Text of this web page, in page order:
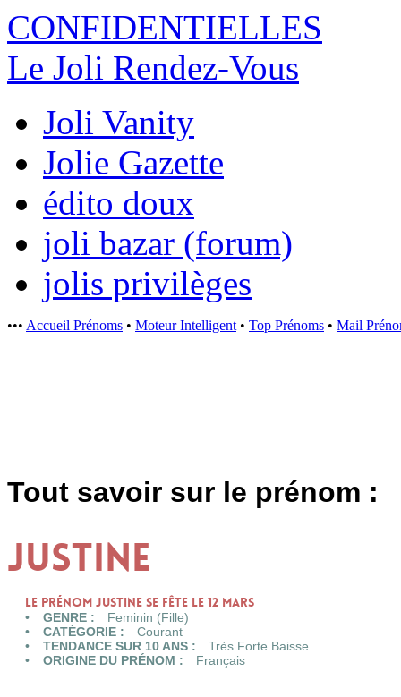
CONFIDENTIELLES
Le Joli Rendez-Vous
Joli Vanity
Jolie Gazette
édito doux
joli bazar (forum)
jolis privilèges
••• Accueil Prénoms • Moteur Intelligent • Top Prénoms • Mail
Tout savoir sur le prénom :
JUSTINE
Le prénom JUSTINE se fête le 12 Mars
GENRE :
Feminin (Fille)
CATÉGORIE :
Courant
TENDANCE SUR 10 ANS :
Très Forte Baisse
ORIGINE DU PRÉNOM :
Français